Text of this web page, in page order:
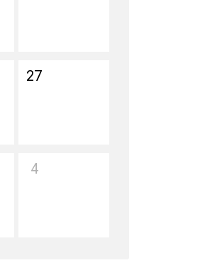
27
4